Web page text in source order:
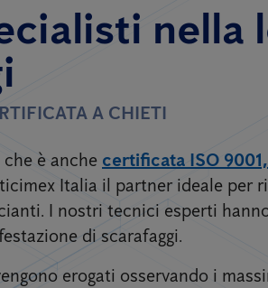
nella
A CHIETI
è anche certificata ISO
Italia il partner ideale per
I nostri tecnici esperti
di scarafaggi.
erogati osservando i